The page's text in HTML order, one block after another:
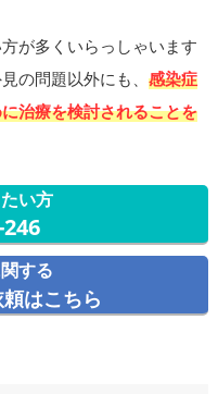
が多くいらっしゃいます
の問題以外にも、 感染症
治療を検討されることを
い方
する
はこちら